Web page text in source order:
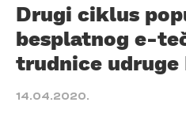
Drugi ciklus
besplatnog e-
trudnice udruge
14.04.2020.